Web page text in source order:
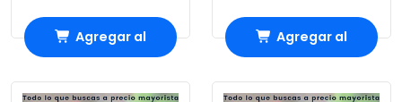
Agregar al Agregar al